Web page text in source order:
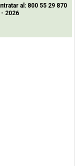
al: 800 55 29 870
2026